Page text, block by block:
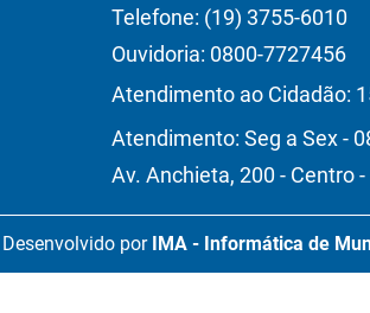
Telefone: (19) 3755-6010
Ouvidoria: 0800-7727456
Atendimento ao Cidadão:
Atendimento: Seg a Sex -
Av. Anchieta, 200 - Centro
Desenvolvido por IMA - Informática de